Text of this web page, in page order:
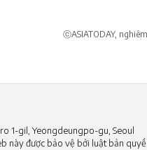
ⓒASIATODAY,
1-gil, Yeongdeungpo-gu, Seoul
này được bảo vệ bởi luật bản